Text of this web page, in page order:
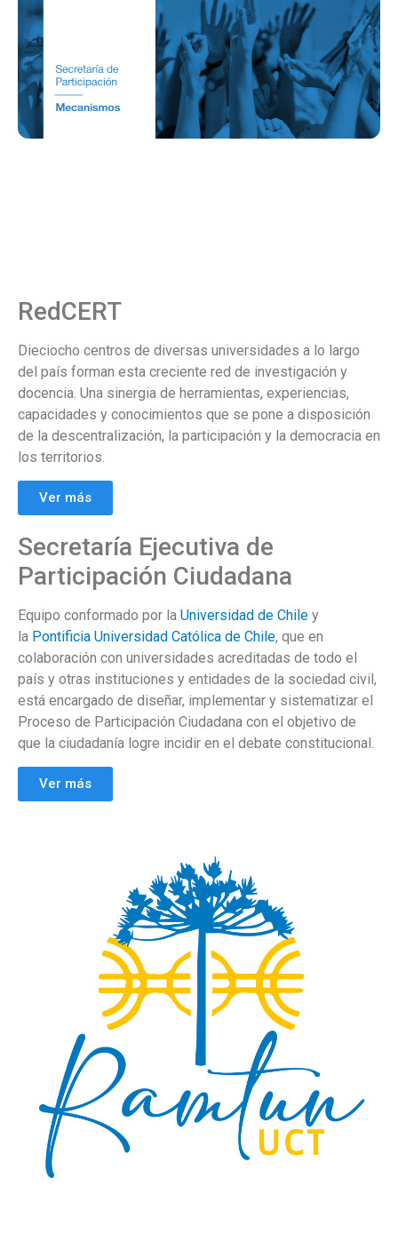
RedCERT
Dieciocho centros de diversas universidades a lo largo
del país forman esta creciente red de investigación y
docencia. Una sinergia de herramientas, experiencias,
capacidades y conocimientos que se pone a disposición
de la descentralización, la participación y la democracia en
los territorios.
Ver más
Secretaría Ejecutiva de
Participación Ciudadana
Equipo conformado por la Universidad de Chile y
la Pontificia Universidad Católica de Chile, que en
colaboración con universidades acreditadas de todo el
país y otras instituciones y entidades de la sociedad civil,
está encargado de diseñar, implementar y sistematizar el
Proceso de Participación Ciudadana con el objetivo de
que la ciudadanía logre incidir en el debate constitucional.
Ver más